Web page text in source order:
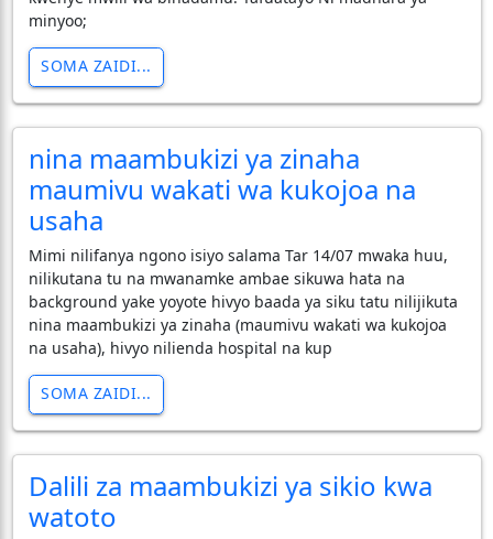
minyoo;
SOMA ZAIDI...
nina maambukizi ya zinaha
maumivu wakati wa kukojoa na
usaha
Mimi nilifanya ngono isiyo salama Tar 14/07 mwaka huu,
nilikutana tu na mwanamke ambae sikuwa hata na
background yake yoyote hivyo baada ya siku tatu nilijikuta
nina maambukizi ya zinaha (maumivu wakati wa kukojoa
na usaha), hivyo nilienda hospital na kup
SOMA ZAIDI...
Dalili za maambukizi ya sikio kwa
watoto